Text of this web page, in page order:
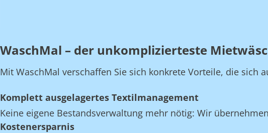
WaschMal – der unkomplizierteste
Mit WaschMal verschaffen Sie sich konkrete Vorteile, die
Komplett ausgelagertes Textilmanagement
Keine eigene Bestandsverwaltung mehr nötig: Wir
Kostenersparnis